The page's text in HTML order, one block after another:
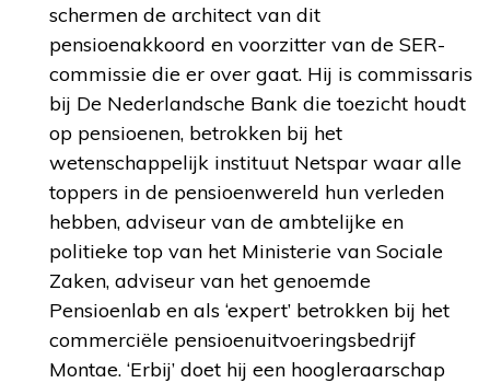
schermen de architect van dit
pensioenakkoord en voorzitter van de SER-
commissie die er over gaat. Hij is commissaris
bij De Nederlandsche Bank die toezicht houdt
op pensioenen, betrokken bij het
wetenschappelijk instituut Netspar waar alle
toppers in de pensioenwereld hun verleden
hebben, adviseur van de ambtelijke en
politieke top van het Ministerie van Sociale
Zaken, adviseur van het genoemde
Pensioenlab en als ‘expert’ betrokken bij het
commerciële pensioenuitvoeringsbedrijf
Montae. ‘Erbij’ doet hij een hoogleraarschap